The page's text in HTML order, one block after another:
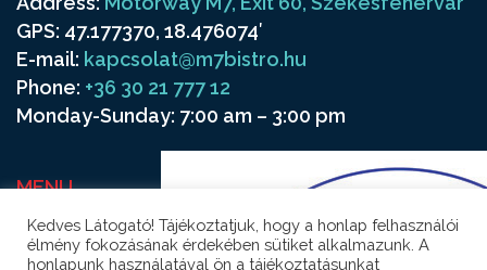
GPS: 47.177370, 18.476074′
E-mail: kapcsolat@m7bistro.hu
Phone: +36 30 21 777 12
Monday-Sunday: 7:00 am – 3:00 pm
MENU
Frequenters
Contact
Kedves Látogató! Tájékoztatjuk, hogy a honlap felhasználói
élmény fokozásának érdekében sütiket alkalmazunk. A
honlapunk használatával ön a tájékoztatásunkat